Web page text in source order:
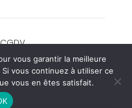
CGDV
Tous droits
vous garantir la meilleure
vous continuez à utiliser ce
vous en êtes satisfait.